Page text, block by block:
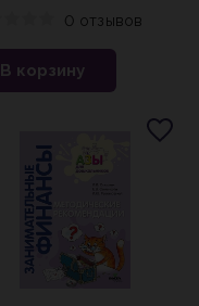
0 отзывов
В корзину